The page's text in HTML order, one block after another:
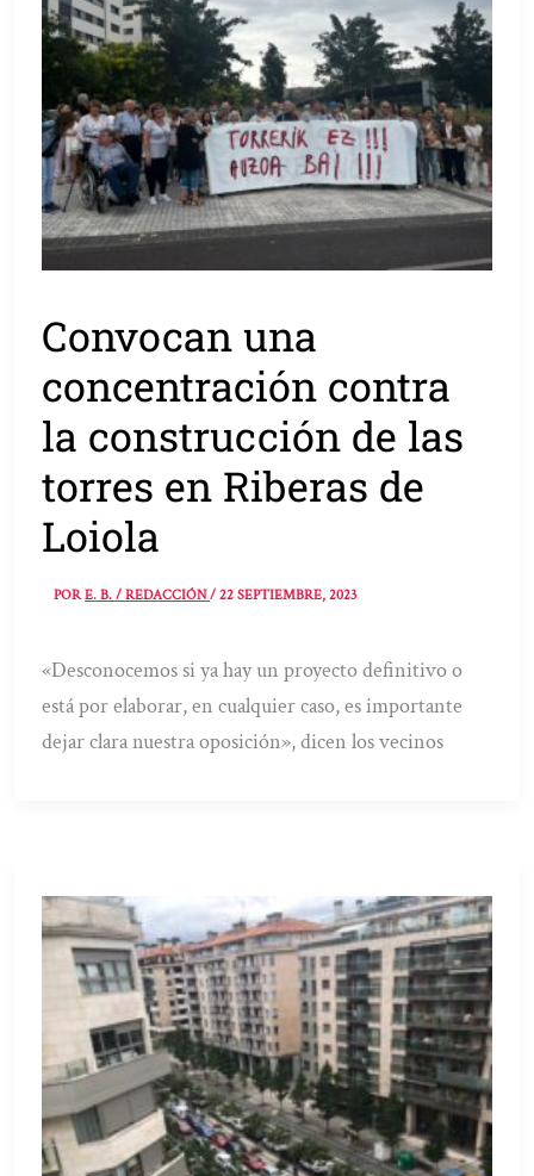
Convocan una
concentración contra
la construcción de las
torres en Riberas de
Loiola
PORE. B. / REDACCIÓN/22 SEPTIEMBRE, 2023
«Desconocemos si ya hay un proyecto definitivo o
está por elaborar, en cualquier caso, es importante
dejar clara nuestra oposición», dicen los vecinos